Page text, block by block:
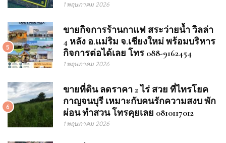
1 พฤษภาคม 2026
5
ขายกิจการร้านกาแฟ สระว่ายน้ำ วิลล่า
4 หลัง อ.แม่ริม จ.เชียงใหม่ พร้อมบริหาร
กิจการต่อได้เลย โทร 088-9162454
1 พฤษภาคม 2026
6
ขายที่ดิน ลดราคา 2 ไร่ สวย ที่ไทรโยค
กาญจนบุรี เหมาะกับคนรักความสงบ พัก
ผ่อน ทำสวน โทรคุยเลย 0810117012
1 พฤษภาคม 2026